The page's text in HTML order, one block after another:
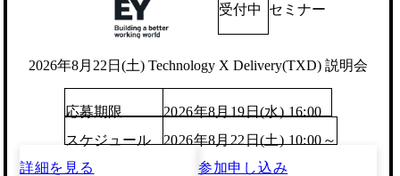
受付中 セミナー
2026年8月22日(土) Technology X Delivery(TXD) 説明会
応募期限
2026年8月19日(水) 16:00
スケジュール
2026年8月22日(土) 10:00～
詳細を見る
参加申し込み